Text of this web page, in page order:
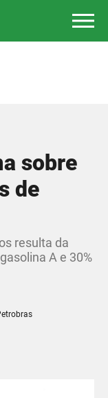
sobre
de
resulta da
A e 30%